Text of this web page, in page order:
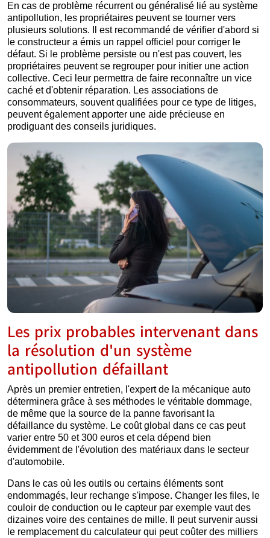
En cas de problème récurrent ou généralisé lié au système
antipollution, les propriétaires peuvent se tourner vers
plusieurs solutions. Il est recommandé de vérifier d'abord si
le constructeur a émis un rappel officiel pour corriger le
défaut. Si le problème persiste ou n'est pas couvert, les
propriétaires peuvent se regrouper pour initier une action
collective. Ceci leur permettra de faire reconnaître un vice
caché et d'obtenir réparation. Les associations de
consommateurs, souvent qualifiées pour ce type de litiges,
peuvent également apporter une aide précieuse en
prodiguant des conseils juridiques.
Les prix probables intervenant dans
la résolution d'un système
antipollution défaillant
Après un premier entretien, l'expert de la mécanique auto
déterminera grâce à ses méthodes le véritable dommage,
de même que la source de la panne favorisant la
défaillance du système. Le coût global dans ce cas peut
varier entre 50 et 300 euros et cela dépend bien
évidemment de l'évolution des matériaux dans le secteur
d'automobile.
Dans le cas où les outils ou certains éléments sont
endommagés, leur rechange s'impose. Changer les files, le
couloir de conduction ou le capteur par exemple vaut des
dizaines voire des centaines de mille. Il peut survenir aussi
le remplacement du calculateur qui peut coûter des milliers